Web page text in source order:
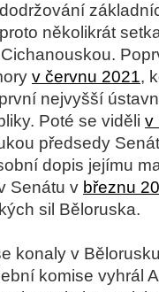
několikrát
.
v červnu 2021,
nejvyšší
Poté se viděli v
předsedy
dopis jejímu
Senátu v březnu
sil Běloruska.
konaly v
komise vyhrál